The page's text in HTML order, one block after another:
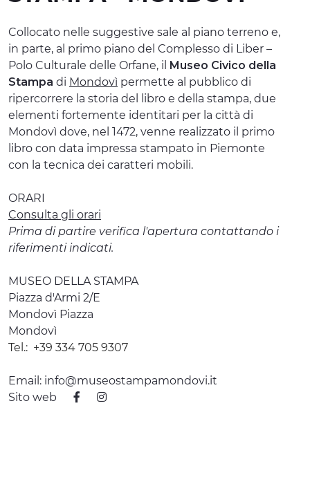
OFFERTE
ACCOGLIENZA
Collocato nelle suggestive sale al piano terreno e,
in parte, al primo piano del Complesso di Liber –
Polo Culturale delle Orfane, il
Museo Civico della
Stampa di Mondovì permette al pubblico di
ripercorrere la storia del libro e della stampa, due
elementi fortemente identitari per la città di
Mondovì dove, nel 1472, venne realizzato il primo
libro con data impressa stampato in Piemonte
con la tecnica dei caratteri mobili.
ORARI
Consulta gli orari
Prima di partire verifica l'apertura contattando i
riferimenti indicati.
MUSEO DELLA STAMPA
Piazza d'Armi 2/E
Mondovì Piazza
Mondovì
Tel.: +39 334 705 9307
Email: info@museostampamondovi.it
Sito web